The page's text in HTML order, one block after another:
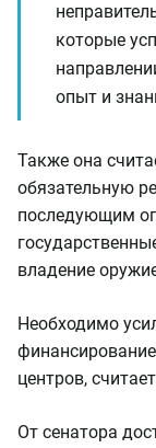
которые
опыт и
Также она
обязательную
последующим
владение
Необходимо
центров,
От сенатора